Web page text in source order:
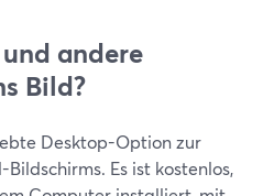
andere
Bild?
Desktop-Option zur
Es ist kostenlos,